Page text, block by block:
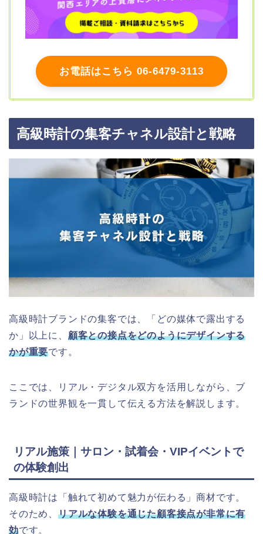
お電話はこちら 06-6479-3113
高級時計の集客チャネル設計と戦略
高級時計ブランドの集客では、「どの媒体で露出する
か」以上に、 顧客との接点をどのようにデザインする
かが重要です。
ここでは、リアル・デジタル双方を活用しながら、ブ
ランドの世界観を一貫して伝える方法を解説します。
リアル施策｜サロン・試着会・VIPイベントで
の体験創出
高級時計は「触れて初めて魅力が伝わる」商材です。
そのため、 リアルな体験を通じた顧客接点が非常に有
効です。